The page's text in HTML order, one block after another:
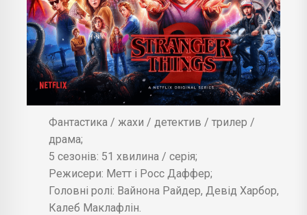
Фантастика / жахи / детектив / трилер /
драма;
5 сезонів: 51 хвилина / серія;
Режисери: Метт і Росс Даффер;
Головні ролі: Вайнона Райдер, Девід Харбор,
Калеб Маклафлін.